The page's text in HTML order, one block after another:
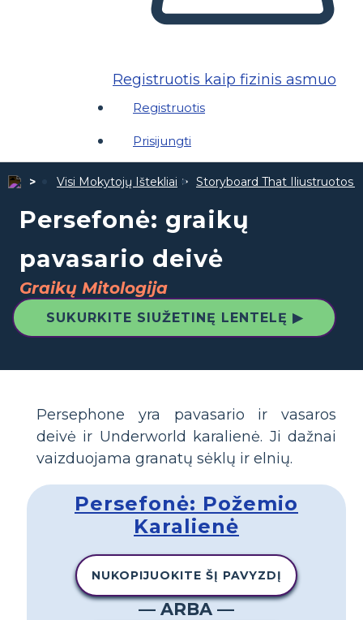
Registruotis kaip fizinis asmuo
Registruotis
Prisijungti
Visi Mokytojų Ištekliai Storyboard That Iliustruotos
Persefonė: graikų
pavasario deivė
Graikų Mitologija
SUKURKITE SIUŽETINĘ LENTELĘ ▶
Persephone yra pavasario ir vasaros
deivė ir Underworld karalienė. Ji dažnai
vaizduojama granatų sėklų ir elnių.
Persefonė: Požemio
Karalienė
NUKOPIJUOKITE ŠĮ PAVYZDĮ
— ARBA —